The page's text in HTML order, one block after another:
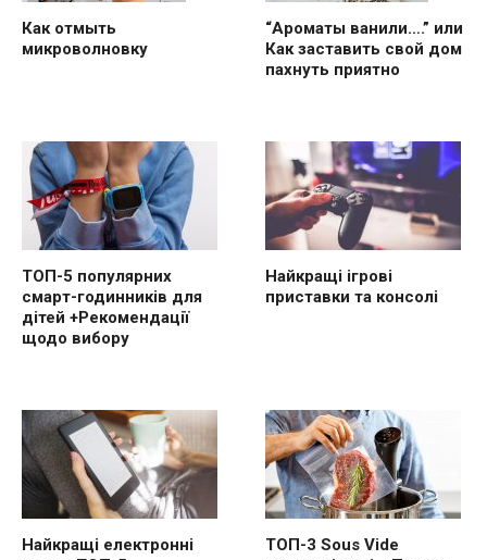
Как отмыть
микроволновку
“Ароматы ванили….” или
Как заставить свой дом
пахнуть приятно
ТОП-5 популярних
смарт-годинників для
дітей +Рекомендації
щодо вибору
Найкращі ігрові
приставки та консолі
Найкращі електронні
ТОП-3 Sous Vide